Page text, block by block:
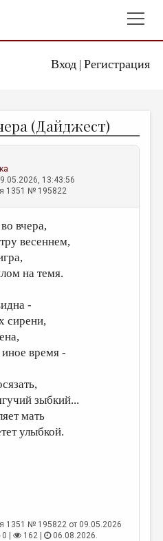
Вход| Регистрация
(Дайджест)
13:43:56
1351 № 195822
вчера,
весеннем,
на темя.
-
сирени,
время -
зыбкий...
мать
улыбкой.
1351 № 195822 от 09.05.2026
0 | 162 |
06.08.2026.